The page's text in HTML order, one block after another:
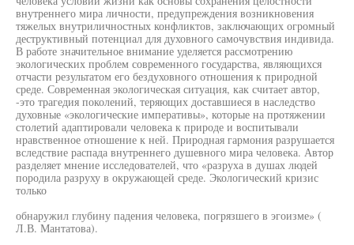
внутреннего мира личности, предупреждения возникновения
тяжелых внутриличностных конфликтов, заключающих огромный
деструктивный потенциал для духовного самочувствия индивида.
В работе значительное внимание уделяется рассмотрению
экологических проблем современного государства, являющихся
отчасти результатом его бездуховного отношения к природной
среде. Современная экологическая ситуация, как считает автор,
-это трагедия поколений, теряющих доставшиеся в наследство
духовные «экологические императивы», которые на протяжении
столетий адаптировали человека к природе и воспитывали
нравственное отношение к ней. Природная гармония разрушается
вследствие распада внутреннего душевного мира человека. Автор
разделяет мнение исследователей, что «разруха в душах людей
породила разруху в окружающей среде. Экологический кризис
только
обнаружил глубину падения человека, погрязшего в эгоизме» (
Л.В. Мантатова).